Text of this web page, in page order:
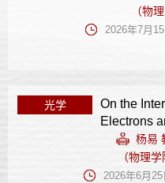
（物
2026年7月
光学
On the
Electrons
Shaped杨易
（物理
2026年6月